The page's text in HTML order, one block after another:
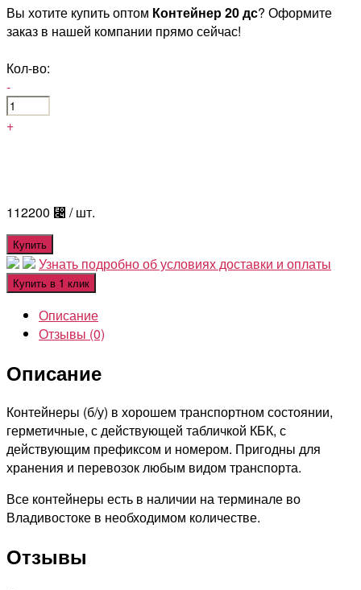
Вы хотите купить оптом Контейнер 20 дс? Оформите
заказ в нашей компании прямо сейчас!
Кол-во:
-
+
112200 ⃄ / шт.
Купить
Узнать подробно об условиях доставки и оплаты
Купить в 1 клик
Описание
Отзывы (0)
Описание
Контейнеры (б/у) в хорошем транспортном состоянии,
герметичные, с действующей табличкой КБК, с
действующим префиксом и номером. Пригодны для
хранения и перевозок любым видом транспорта.
Все контейнеры есть в наличии на терминале во
Владивостоке в необходимом количестве.
Отзывы